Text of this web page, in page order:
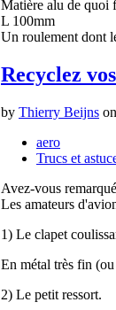
Matière alu de quoi
L 100mm
Un roulement dont
Recyclez
by Thierry Beijns
aero
Trucs et
Avez-vous
Les amateurs
1) Le clapet
En métal très fin
2) Le petit ressort.